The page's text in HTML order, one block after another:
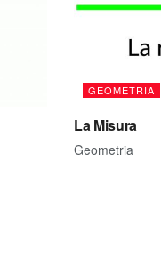
GEOMETRIA
La Misura
Geometria